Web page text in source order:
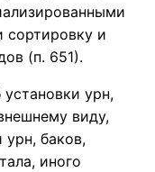
сортировку и
(п. 651).
урн,
виду,
урн, баков,
иного